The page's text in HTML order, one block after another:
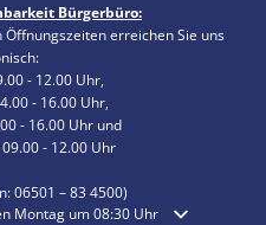
Bürgerbüro:
erreichen Sie uns
- 12.00 Uhr,
- 16.00 Uhr,
- 16.00 Uhr und
- 12.00 Uhr
06501 – 834500)
oder Schließzeiten auszublenden
Montag um 08:30 Uhr